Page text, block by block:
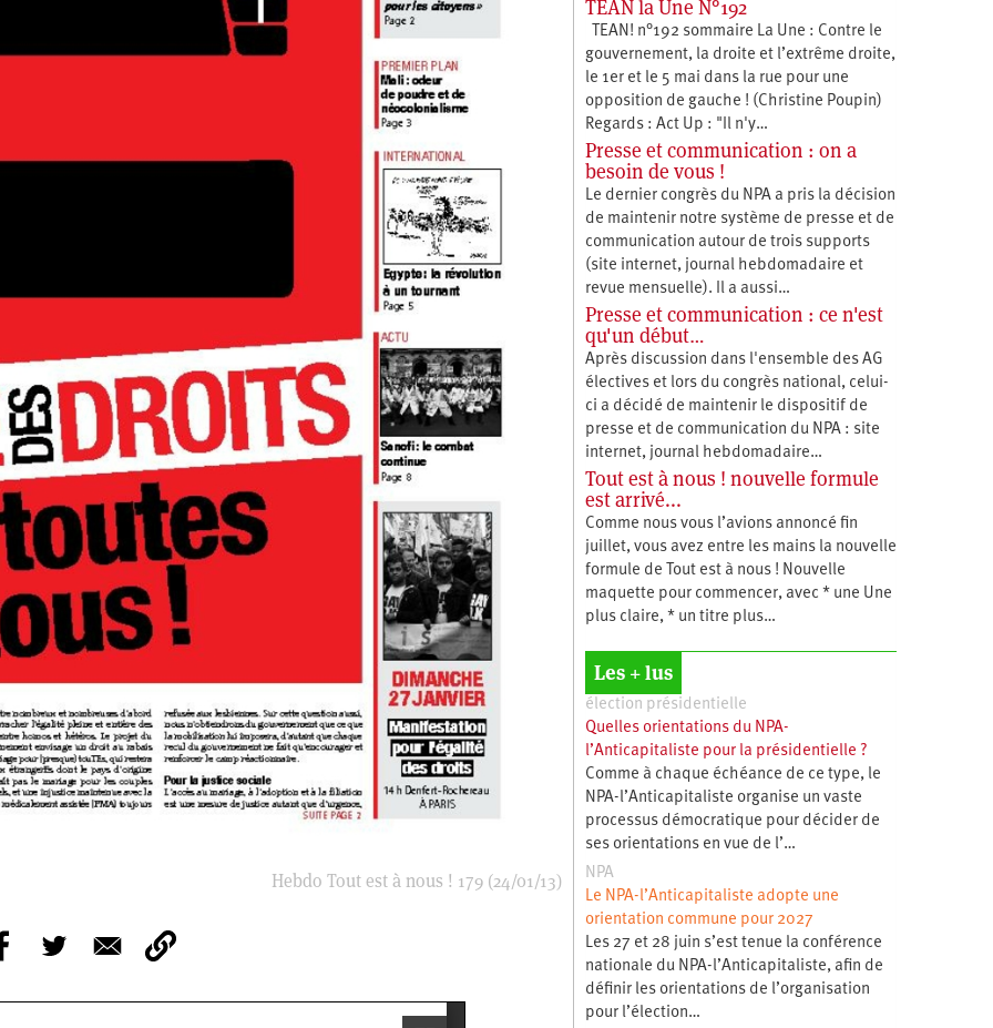
Hebdo Tout est à nous ! 179 (24/01/13)
TEAN la Une N°192
TEAN! n°192 sommaire La Une : Contre le
gouvernement, la droite et l’extrême droite,
le 1er et le 5 mai dans la rue pour une
opposition de gauche ! (Christine Poupin)
Regards : Act Up : "Il n'y…
Presse et communication : on a
besoin de vous !
Le dernier congrès du NPA a pris la décision
de maintenir notre système de presse et de
communication autour de trois supports
(site internet, journal hebdomadaire et
revue mensuelle). Il a aussi…
Presse et communication : ce n'est
qu'un début…
Après discussion dans l'ensemble des AG
électives et lors du congrès national, celui-
ci a décidé de maintenir le dispositif de
presse et de communication du NPA : site
internet, journal hebdomadaire…
Tout est à nous ! nouvelle formule
est arrivé...
Comme nous vous l’avions annoncé fin
juillet, vous avez entre les mains la nouvelle
formule de Tout est à nous ! Nouvelle
maquette pour commencer, avec * une Une
plus claire, * un titre plus…
Les + lus
élection présidentielle
Quelles orientations du NPA-
l’Anticapitaliste pour la présidentielle ?
Comme à chaque échéance de ce type, le
NPA-l’Anticapitaliste organise un vaste
processus démocratique pour décider de
ses orientations en vue de l’…
NPA
Le NPA-l’Anticapitaliste adopte une
orientation commune pour 2027
Les 27 et 28 juin s’est tenue la conférence
nationale du NPA-l’Anticapitaliste, afin de
définir les orientations de l’organisation
pour l’élection…